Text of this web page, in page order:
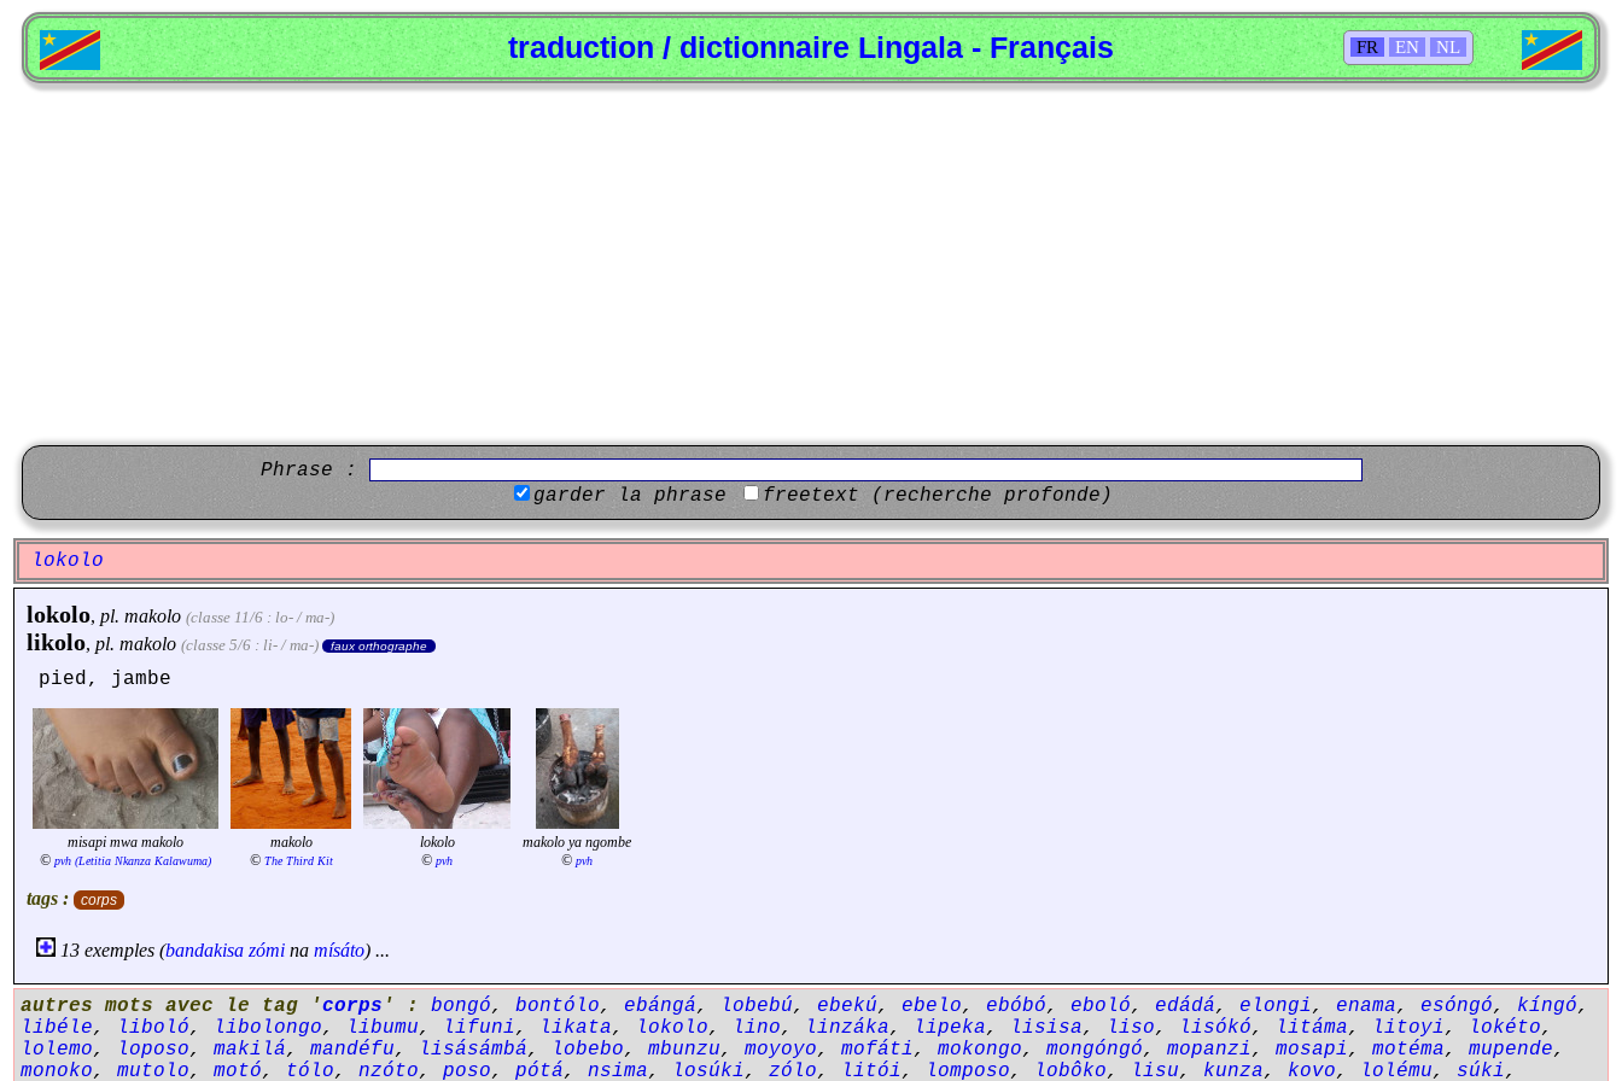
FR EN NL
traduction / dictionnaire Lingala - Français
Phrase :
garder la phrase
freetext (recherche profonde)
lokolo
lokolo, pl. makolo (classe 11/6 : lo- / ma-)
likolo, pl. makolo (classe 5/6 : li- / ma-) faux orthographe
pied, jambe
misapi mwa makolo
© pvh (Letitia Nkanza Kalawuma)
makolo
© The Third Kit
lokolo
© pvh
makolo ya ngombe
© pvh
tags : corps
13 exemples (bandakisa zómi na mísáto) ...
autres mots avec le tag 'corps ' : bongó, bontólo, ebángá, lobebú, ebekú, ebelo, ebóbó, eboló, edádá, elongi, enama, esóngó, kíngó,
libéle, liboló, libolongo, libumu, lifuni, likata, lokolo, lino, linzáka, lipeka, lisisa, liso, lisókó, litáma, litoyi, lokéto,
lolemo, loposo, makilá, mandéfu, lisásámbá, lobebo, mbunzu, moyoyo, mofáti, mokongo, mongóngó, mopanzi, mosapi, motéma, mupende,
monoko, mutolo, motó, tólo, nzóto, poso, pótá, nsima, losúki, zólo, litói, lomposo, lobôko, lisu, kunza, kovo, lolému, súki,